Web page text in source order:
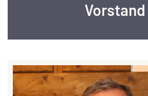
Vorstand